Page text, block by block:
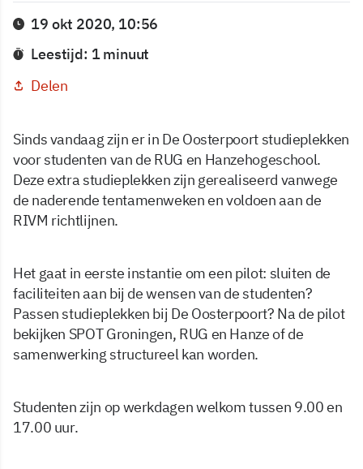
19 okt 2020, 10:56
Leestijd: 1 minuut
Delen
Sinds vandaag zijn er in De Oosterpoort studieplekken
voor studenten van de RUG en Hanzehogeschool.
Deze extra studieplekken zijn gerealiseerd vanwege
de naderende tentamenweken en voldoen aan de
RIVM richtlijnen.
Het gaat in eerste instantie om een pilot: sluiten de
faciliteiten aan bij de wensen van de studenten?
Passen studieplekken bij De Oosterpoort? Na de pilot
bekijken SPOT Groningen, RUG en Hanze of de
samenwerking structureel kan worden.
Studenten zijn op werkdagen welkom tussen 9.00 en
17.00 uur.